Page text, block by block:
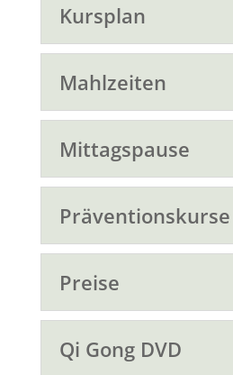
Kursplan
Mahlzeiten
Mittagspause
Präventionskurse
Preise
Qi Gong DVD